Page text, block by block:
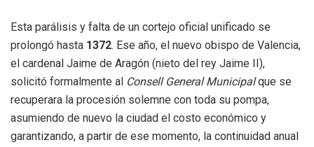
Esta parálisis y falta de un cortejo oficial unificado se
prolongó hasta 1372. Ese año, el nuevo obispo de Valencia,
el cardenal Jaime de Aragón (nieto del rey Jaime II),
solicitó formalmente al Consell General Municipalque se
recuperara la procesión solemne con toda su pompa,
asumiendo de nuevo la ciudad el costo económico y
garantizando, a partir de ese momento, la continuidad anual